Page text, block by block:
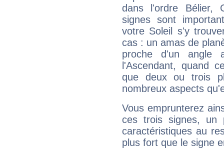
dans l'ordre Bélier,
signes sont
votre Soleil s'y
cas : un amas de
proche d'un
l'Ascendant, quand
que deux ou trois
nombreux aspects
Vous emprunterez
ces trois signes, un
caractéristiques au
plus fort que le signe